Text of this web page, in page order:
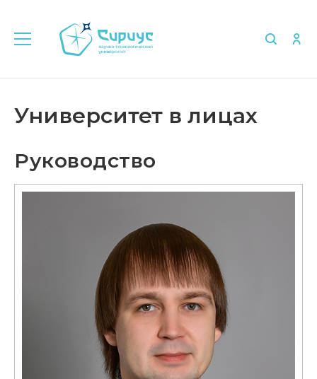
Университет в лицах
Руководство